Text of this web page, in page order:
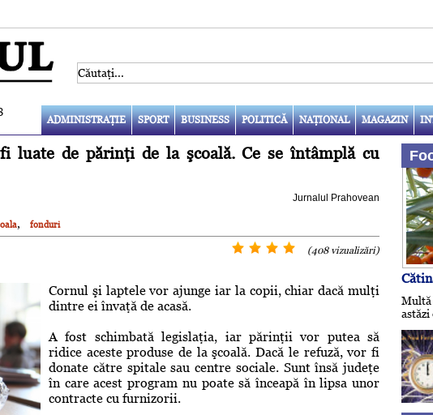
ADMINISTRAŢIE SPORT BUSINESS POLITICĂ NAŢIONAL MAGAZIN
luate de părinţi de la şcoală. Ce se întâmplă cu
Jurnalul Prahovean
, fonduri
(408 vizualizări)
Cornul şi laptele vor ajunge iar la copii, chiar dacă mulţi
dintre ei învaţă de acasă.
A fost schimbată legislaţia, iar părinţii vor putea să
ridice aceste produse de la şcoală. Dacă le refuză, vor fi
donate către spitale sau centre sociale. Sunt însă judeţe
în care acest program nu poate să înceapă în lipsa unor
contracte cu furnizorii.
Multă